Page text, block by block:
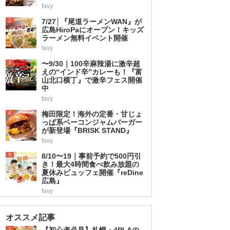
favy
2
7/27│『尾道ラーメンWAN』が
広島HiroPaにオープン！キッズ
ラーメン無料イベント開催
favy
3
〜9/30｜100辛麻辣湯に激辛超
えの“インド辛”カレーも！『富
山北口横丁』で激辛フェス開催
中
favy
4
梅田限定！海外の定番・甘じょ
っぱ系ベーコンジャムバーガー
が新登場『BRISK STAND』
favy
5
8/10〜19｜事前予約で500円引
き！最大4時間食べ飲み放題の
夏休みビュッフェ開催『reDine
広島』
favy
オススメ記事
1